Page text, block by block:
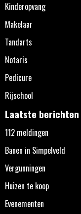
Kinderopvang
Makelaar
Tandarts
Notaris
Pedicure
Rijschool
Laatste berichten
112 meldingen
Banen in Simpelveld
Vergunningen
Huizen te koop
Evenementen